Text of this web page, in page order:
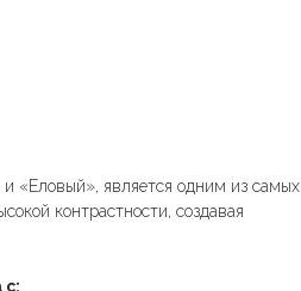
«Еловый», является одним из самых
контрастности, создавая
с: